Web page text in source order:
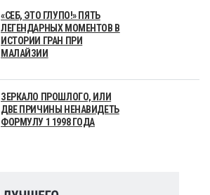
«СЕБ, ЭТО ГЛУПО!» ПЯТЬ
ЛЕГЕНДАРНЫХ МОМЕНТОВ В
ИСТОРИИ ГРАН ПРИ
МАЛАЙЗИИ
ЗЕРКАЛО ПРОШЛОГО, ИЛИ
ДВЕ ПРИЧИНЫ НЕНАВИДЕТЬ
ФОРМУЛУ 1 1998 ГОДА